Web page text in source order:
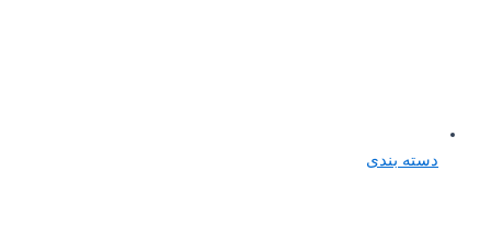
دسته بندی